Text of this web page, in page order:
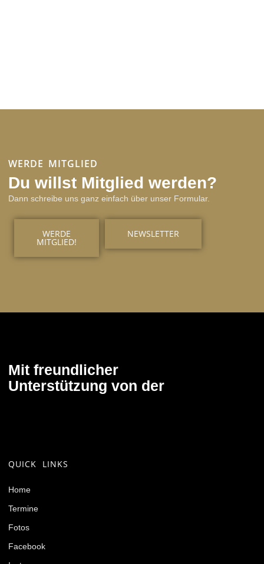
WERDE MITGLIED
Du willst Mitglied werden?
Dann schreibe uns ganz einfach über unser Formular.
WERDE
MITGLIED!
NEWSLETTER
Mit freundlicher
Unterstützung von der
QUICK LINKS
Home
Termine
Fotos
Facebook